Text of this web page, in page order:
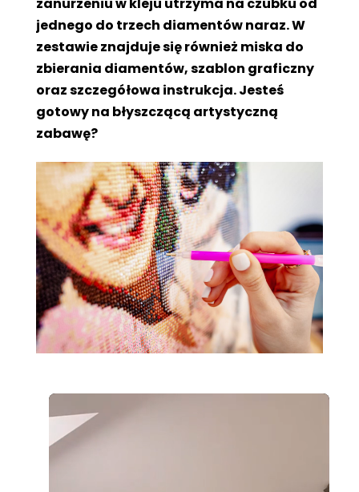
zanurzeniu w kleju utrzyma na czubku od
jednego do trzech diamentów naraz. W
zestawie znajduje się również miska do
zbierania diamentów, szablon graficzny
oraz szczegółowa instrukcja. Jesteś
gotowy na błyszczącą artystyczną
zabawę?